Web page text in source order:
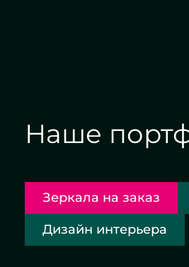
Наше
Зеркала на заказ
Дизайн интерьера